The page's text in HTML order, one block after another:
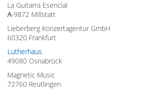
La Guitarra Esencial
A-9872 Millstatt
Lieberberg Konzertagentur GmbH
60320 Frankfurt
Lutherhaus
49080 Osnabrück
Magnetic Music
72760 Reutlingen